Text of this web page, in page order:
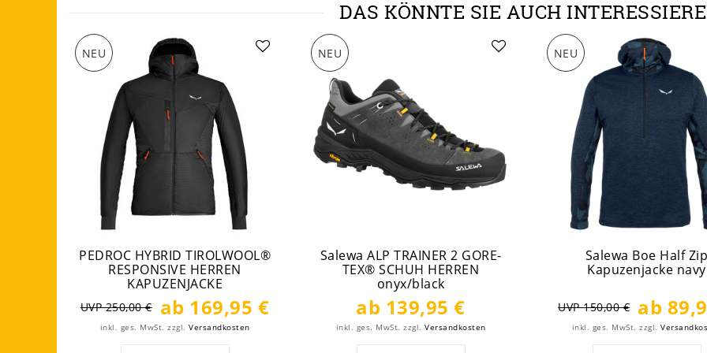
DAS KÖNNTE SIE AUCH
NEU
PEDROC HYBRID TIROLWOOL®
RESPONSIVE HERREN
KAPUZENJACKE
UVP 250,00 € ab 169,95 €
inkl. ges. MwSt. zzgl.Versandkosten
NEU
Salewa ALP TRAINER 2 GORE-
TEX® SCHUH HERREN
onyx/black
ab 139,95 €
inkl. ges. MwSt. zzgl.Versandkosten
NEU
Salewa Boe Half Zip
Kapuzenjacke navy
UVP 150,00 € ab
inkl. ges. MwSt. zzgl.